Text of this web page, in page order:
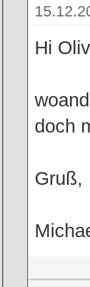
Hi
doch
Gruß,